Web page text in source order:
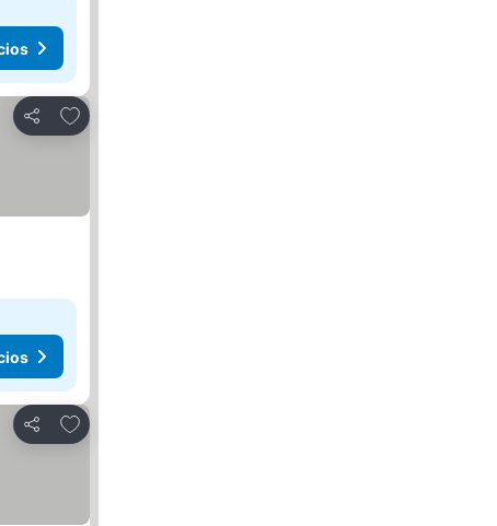
Compartir
Añadir a favoritos
Compartir
Añadir a favoritos